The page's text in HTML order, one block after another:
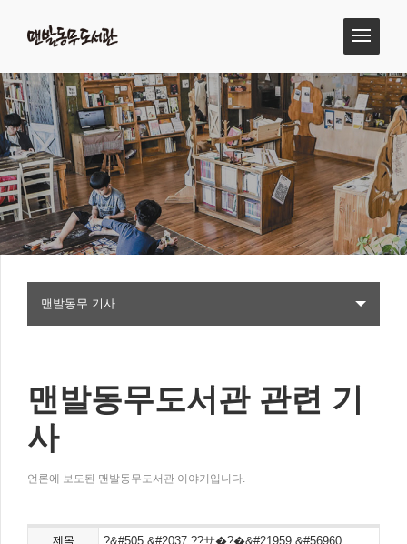
맨발동무 기사
맨발동무도서관 관련 기
사
언론에 보도된 맨발동무도서관 이야기입니다.
제목 ?&#505;&#2037;??サ�?�&#21959;&#56960;